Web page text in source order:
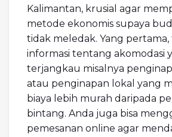
Kalimantan, krusial agar
metode ekonomis supaya
tidak meledak. Yang
informasi tentang akomodasi
terjangkau misalnya
atau penginapan lokal yang
biaya lebih murah daripada
bintang. Anda juga bisa
pemesanan online agar